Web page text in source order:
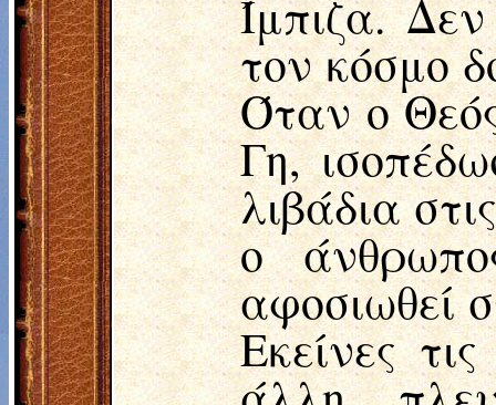
Ίμπιζα.
τον κόσμο
Όταν ο
Γη,
λιβάδια
ο
αφοσιωθεί
Εκείνες